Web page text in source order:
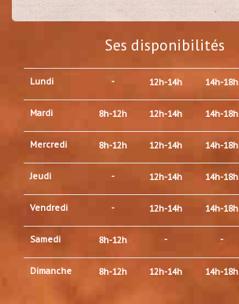
Ses disponibilités
Lundi - 12h-14h 14h-18h
Mardi 8h-12h 12h-14h 14h-18h
Mercredi 8h-12h 12h-14h 14h-18h
Jeudi - 12h-14h 14h-18h
Vendredi - 12h-14h 14h-18h
Samedi 8h-12h - -
Dimanche 8h-12h 12h-14h 14h-18h